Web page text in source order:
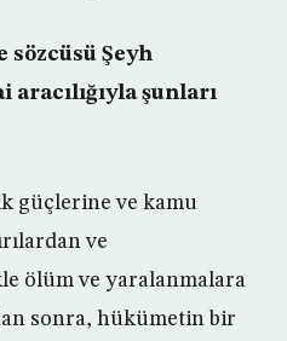
Şeyh
şunları
güçlerine ve kamu
ve
ölüm ve yaralanmalara
sonra, hükümetin bir